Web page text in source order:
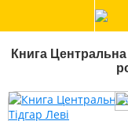
Книга